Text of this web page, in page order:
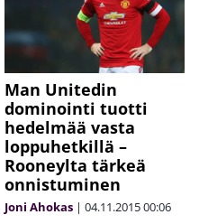
Man Unitedin
dominointi tuotti
hedelmää vasta
loppuhetkillä –
Rooneylta tärkeä
onnistuminen
Joni Ahokas | 04.11.201500:06